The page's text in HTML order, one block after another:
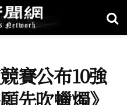
賽公布10強
先吹蠟燭》